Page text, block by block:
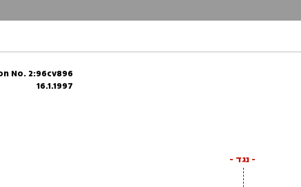
No. 2:96cv896
16.1.1997
- נגד -